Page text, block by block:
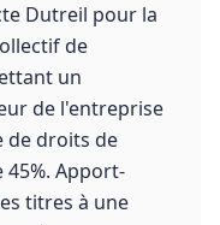
Dutreil pour la
de
un
de l'entreprise
de droits de
Apport-
titres à une